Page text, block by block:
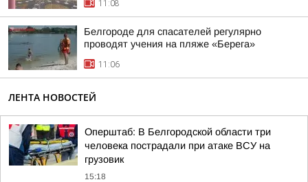
11:08
Белгороде для спасателей регулярно
проводят учения на пляже «Берега»
11:06
ЛЕНТА НОВОСТЕЙ
Оперштаб: В Белгородской области три
человека пострадали при атаке ВСУ на
грузовик
15:18